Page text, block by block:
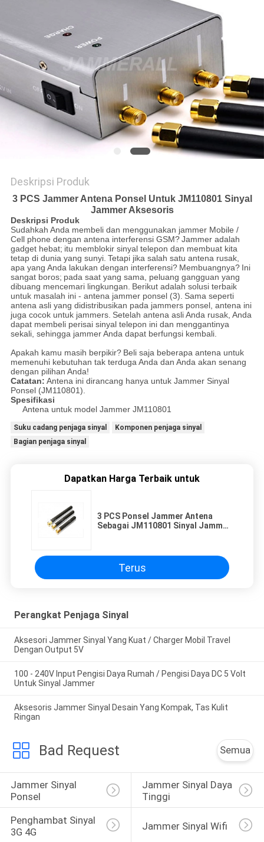
PENAWARAN
SITEMAP
PRIVACY
POLICY
Deskripsi Produk
3 PCS Jammer Antena Ponsel Untuk JM110801 Sinyal
Jammer Aksesoris
Deskripsi Produk
Sudahkah Anda membeli dan menggunakan jammer Mobile /
Cell phone dengan antena interferensi GSM?Jammer adalah
gadget hebat; itu memblokir sinyal telepon dan membuat kita
tetap di dunia yang sunyi. Tetapi jika salah satu antena rusak,
apa yang Anda lakukan dengan interferensi? Membuangnya? Ini
sangat boros; pada saat yang sama, peluang gangguan yang
dibuang mencemari lingkungan. Berikut adalah solusi terbaik
untuk masalah ini - antena jammer ponsel (3). Sama seperti
antena asli yang didistribusikan pada jammers ponsel, antena ini
juga cocok untuk jammers. Setelah antena asli Anda rusak, Anda
dapat membeli perisai sinyal telepon ini dan menggantinya
sekali, sehingga jammer Anda dapat berfungsi kembali.
Apakah kamu masih berpikir? Beli saja beberapa antena untuk
memenuhi kebutuhan tak terduga Anda dan Anda akan senang
dengan pilihan Anda!
Catatan: Antena ini dirancang hanya untuk Jammer Sinyal
Ponsel (JM110801).
Spesifikasi
Antena untuk model Jammer JM110801
Suku cadang penjaga sinyal
Komponen penjaga sinyal
Bagian penjaga sinyal
Dapatkan Harga Terbaik untuk
3 PCS Ponsel Jammer Antena
Sebagai JM110801 Sinyal Jammer
Terus
Perangkat Penjaga Sinyal
Aksesori Jammer Sinyal Yang Kuat / Charger Mobil Travel
Dengan Output 5V
100 - 240V Input Pengisi Daya Rumah / Pengisi Daya DC 5 Volt
Untuk Sinyal Jammer
Aksesoris Jammer Sinyal Desain Yang Kompak, Tas Kulit
Ringan
Bad Request Semua
Jammer Sinyal
Ponsel
Jammer Sinyal Daya
Tinggi
Penghambat Sinyal
3G 4G
Jammer Sinyal Wifi